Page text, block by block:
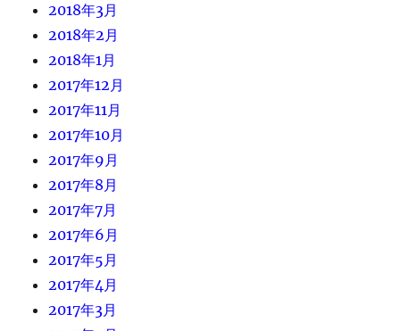
2018年3月
2018年2月
2018年1月
2017年12月
2017年11月
2017年10月
2017年9月
2017年8月
2017年7月
2017年6月
2017年5月
2017年4月
2017年3月